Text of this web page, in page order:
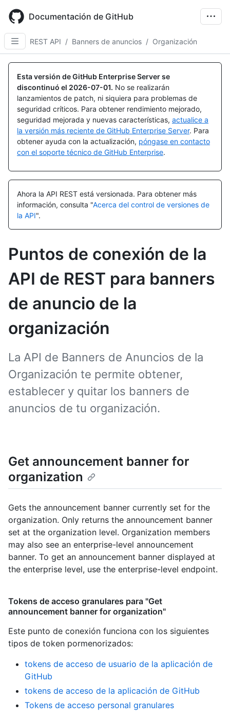
main
content
Documentación de GitHub
REST API / Banners de anuncios / Organización
Esta versión de GitHub Enterprise Server se
discontinuó el 2026-07-01. No se realizarán
lanzamientos de patch, ni siquiera para problemas de
seguridad críticos. Para obtener rendimiento mejorado,
seguridad mejorada y nuevas características, actualice a
la versión más reciente de GitHub Enterprise Server. Para
obtener ayuda con la actualización, póngase en contacto
con el soporte técnico de GitHub Enterprise.
Ahora la API REST está versionada. Para obtener más
información, consulta "Acerca del control de versiones de
la API".
Puntos de conexión de la
API de REST para banners
de anuncio de la
organización
La API de Banners de Anuncios de la
Organización te permite obtener,
establecer y quitar los banners de
anuncios de tu organización.
Get announcement banner for
organization
Gets the announcement banner currently set for the
organization. Only returns the announcement banner
set at the organization level. Organization members
may also see an enterprise-level announcement
banner. To get an announcement banner displayed at
the enterprise level, use the enterprise-level endpoint.
Tokens de acceso granulares para "Get
announcement banner for organization"
Este punto de conexión funciona con los siguientes
tipos de token pormenorizados:
tokens de acceso de usuario de la aplicación de
GitHub
tokens de acceso de la aplicación de GitHub
Tokens de acceso personal granulares
Nombre,
Tipo,
Descripción
Nombre,
Tipo,
Descripción
Nombre,
Tipo,
Descripción
Nombre,
Tipo,
Descripción
Nombre,
Tipo,
Descripción
Nombre,
Tipo,
Descripción
Nombre,
Tipo,
Descripción